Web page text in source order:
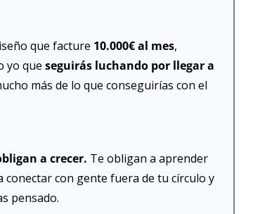
que facture 10.000€ al mes,
yo que seguirás luchando por llegar a
más de lo que conseguirías con el
a crecer. Te obligan a aprender
conectar con gente fuera de tu círculo y
pensado.